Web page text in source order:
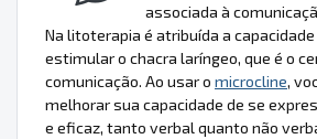
associada à
Na litoterapia é atribuída a capacidade
estimular o chacra laríngeo, que é o
comunicação. Ao usar o microcline,
melhorar sua capacidade de se
e eficaz, tanto verbal quanto não